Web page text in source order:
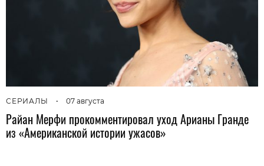
СЕРИАЛЫ • 07 августа
Райан Мерфи прокомментировал уход Арианы Гранде
из «Американской истории ужасов»